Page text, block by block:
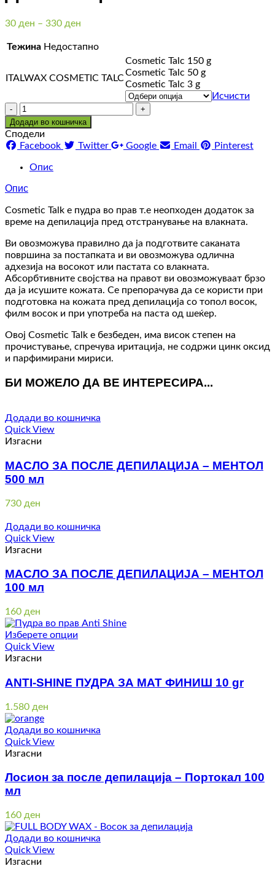
30 ден – 330 ден
30 ден
Тежина Недостапно
ITALWAX COSMETIC TALC
Cosmetic Talc 150 g
Cosmetic Talc 50 g
Cosmetic Talc 3 g
Исчисти
Количина
Додади во кошничка
Сподели
Facebook
Twitter Google Email Pinterest
Опис
Опис
Cosmetic Talk e пудра во прав т.е неопходен додаток за
време на депилација пред отстранување на влакната.
Ви овозможува правилно да ја подготвите саканата
површина за постапката и ви овозможува одлична
адхезија на восокот или пастата со влакната.
Абсорбтивните својства на правот ви овозможуваат брзо
да ја исушите кожата. Се препорачува да се користи при
подготовка на кожата пред депилација со топол восок,
филм восок и при употреба на паста од шеќер.
Овој Cosmetic Talk е безбеден, има висок степен на
прочистување, спречува иритација, не содржи цинк оксид
и парфимирани мириси.
БИ МОЖЕЛО ДА ВЕ ИНТЕРЕСИРА...
Додади во кошничка
Quick View
Изгасни
МАСЛО ЗА ПОСЛЕ ДЕПИЛАЦИЈА – МЕНТОЛ
500 мл
730 ден
Додади во кошничка
Quick View
Изгасни
МАСЛО ЗА ПОСЛЕ ДЕПИЛАЦИЈА – МЕНТОЛ
100 мл
160 ден
Изберете опции
Quick View
Изгасни
ANTI-SHINE ПУДРА ЗА МАТ ФИНИШ 10 gr
1.580 ден
Додади во кошничка
Quick View
Изгасни
Лосион за после депилација – Портокал 100
мл
160 ден
Додади во кошничка
Quick View
Изгасни